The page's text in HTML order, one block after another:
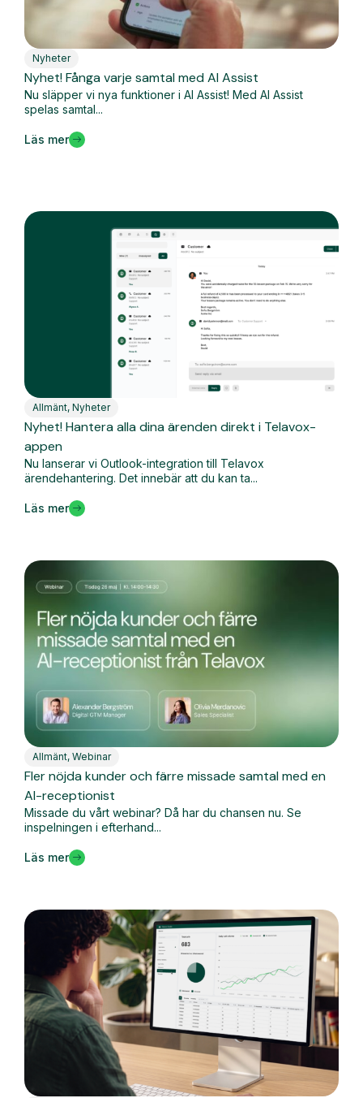
Nyheter
Nyhet! Fånga varje samtal med AI Assist
Nu släpper vi nya funktioner i AI Assist! Med AI Assist
spelas samtal...
Läs mer
Allmänt, Nyheter
Nyhet! Hantera alla dina ärenden direkt i Telavox-
appen
Nu lanserar vi Outlook-integration till Telavox
ärendehantering. Det innebär att du kan ta...
Läs mer
Allmänt, Webinar
Fler nöjda kunder och färre missade samtal med en
AI-receptionist
Missade du vårt webinar? Då har du chansen nu. Se
inspelningen i efterhand...
Läs mer